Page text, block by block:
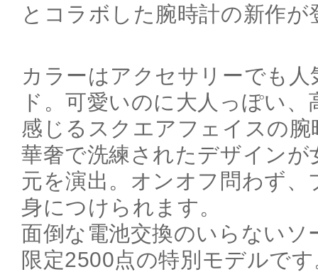
とコラボした腕時計の新作
カラーはアクセサリーでも
ド。可愛いのに大人っぽい
感じるスクエアフェイスの腕
華奢で洗練されたデザインが
元を演出。オンオフ問わず
身につけられます。
面倒な電池交換のいらないソ
限定2500点の特別モデルで